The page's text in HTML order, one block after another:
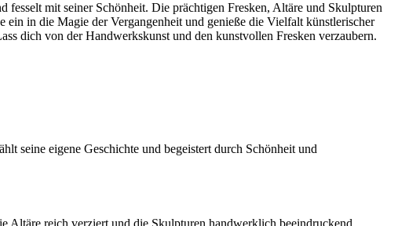
mit seiner Schönheit. Die prächtigen Fresken, Altäre und Skulpturen
in die Magie der Vergangenheit und genieße die Vielfalt künstlerischer
dich von der Handwerkskunst und den kunstvollen Fresken verzaubern.
seine eigene Geschichte und begeistert durch Schönheit und